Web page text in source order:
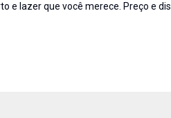
e lazer que você merece. Preço e